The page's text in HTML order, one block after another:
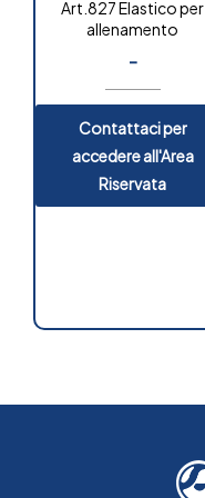
Art.827 Elastico per
allenamento
-
Contattaci per
accedere all'Area
Riservata